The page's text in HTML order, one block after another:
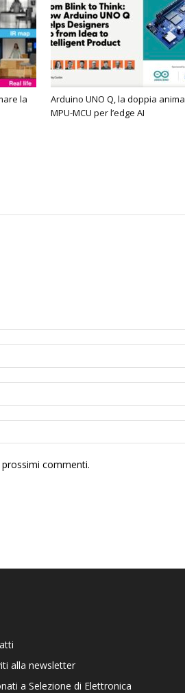
la
Arduino UNO Q, la doppia anima
MPU-MCU per l’edge AI
commenti.
alla newsletter
a Selezione di Elettronica